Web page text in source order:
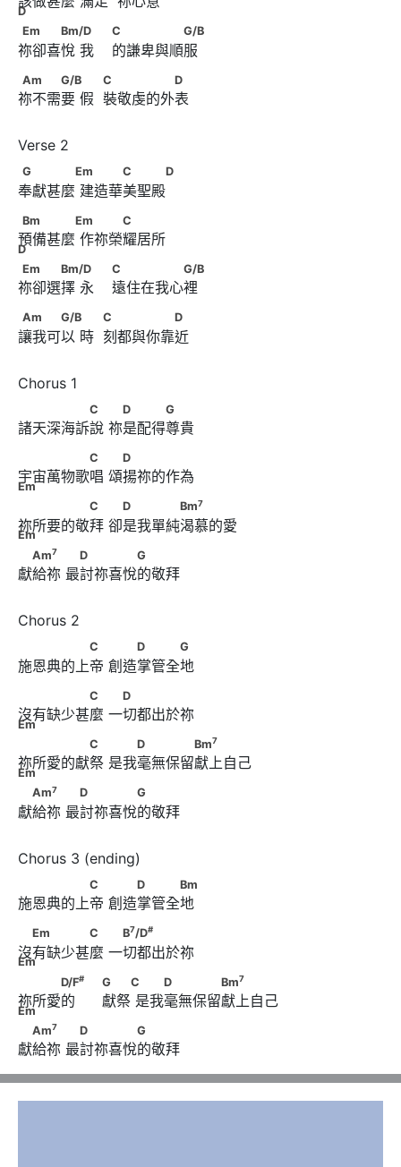
D
Em　　　Bm/D　      　                        C
G/B
Em Bm/D C G/B
祢卻喜悅 我    的謙卑與順服
Am　　　G/B　      　            C　　　　　D
Am G/B C D
祢不需要 假  裝敬虔的外表
G　　　　Em      　　　C　　　D
G Em C D
奉獻甚麼 建造華美聖殿
Bm　　　　Em      　　　C　　　 D
Bm Em C
D
預備甚麼 作祢榮耀居所
Em　　　Bm/D　      　                        C
G/B
Em Bm/D C G/B
祢卻選擇 永    遠住在我心裡
Am　　　G/B　      　            C　　　　　D
Am G/B C D
讓我可以 時  刻都與你靠近
C　      　D　　　G
C D G
諸天深海訴說 祢是配得尊貴
C　      　D　　　　　 Em
C D
Em
宇宙萬物歌唱 頌揚祢的作為
C　      　D　　　　Bm
C D Bm7
Em
祢所要的敬拜 卻是我單純渴慕的愛
Am7 D　　　　G
Am7 D G
獻給祢 最討祢喜悅的敬拜
C　      　　D　　　G
C D G
施恩典的上帝 創造掌管全地
C　      　D　　　　　 Em
C D
Em
沒有缺少甚麼 一切都出於祢
C　      　　D　　　　Bm
C D Bm7
Em
祢所愛的獻祭 是我毫無保留獻上自己
Am7 D　　　　G
Am7 D G
獻給祢 最討祢喜悅的敬拜
C　      　　D　　　Bm
C D Bm
施恩典的上帝 創造掌管全地
Em　　　　C　      　B
Em C B7/D#
Em
沒有缺少甚麼 一切都出於祢
D/F
G　　C
D　　　　Bm7 Em
D/F# G C D Bm7
Em
祢所愛的      獻祭 是我毫無保留獻上自己
Am7 D　　　　G
Am7 D G
獻給祢 最討祢喜悅的敬拜